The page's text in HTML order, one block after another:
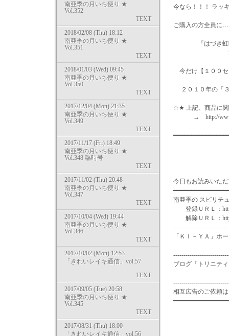
南亜季の月いち便り ★
Vol.352
TEXT
2018/02/08 (Thu) 18:12
南亜季の月いち便り ★
Vol.351
TEXT
2018/01/03 (Wed) 09:45
南亜季の月いち便り ★
Vol.350
TEXT
2017/12/04 (Mon) 21:35
南亜季の月いち便り ★
Vol.349
TEXT
2017/11/17 (Fri) 18:49
南亜季の月いち便り ★
Vol.348 臨時号
TEXT
2017/11/02 (Thu) 20:48
南亜季の月いち便り ★
Vol.347
TEXT
2017/10/04 (Wed) 19:44
南亜季の月いち便り ★
Vol.346
TEXT
2017/10/02 (Mon) 12:53
「きれいレイキ通信」vol.57
TEXT
2017/09/05 (Tue) 20:58
南亜季の月いち便り ★
Vol.345
TEXT
2017/08/31 (Thu) 18:00
「きれいレイキ通信」vol.56
今なら！！！ ラッ
ご購入の方全員に…
『はづき虹映さ
運命の波に
今だけ【１００セ
２０１０年の「
☆★ 上記、商品
→ http://
今日もお読みいた
南亜季の スピリチ
登録ＵＲＬ：
解除ＵＲＬ：
「ＫＩ－ＹＡ」
ブログ「トリニテ
相互広告のご依頼